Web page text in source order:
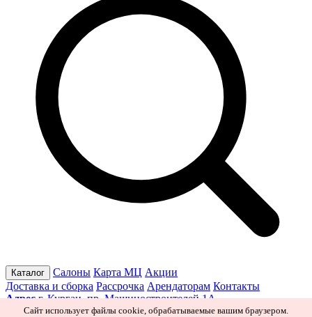
Каталог Салоны Карта МЦ Акции
Доставка и сборка Рассрочка Арендаторам Контакты
Адрес г. Курган, пр. Машиностроителей 1А
Режим работы Пн–Пт 10:00–19:30 Сб 10:00–19:00 Вс 10:00–
Сайт использует файлы cookie, обрабатываемые вашим браузером.